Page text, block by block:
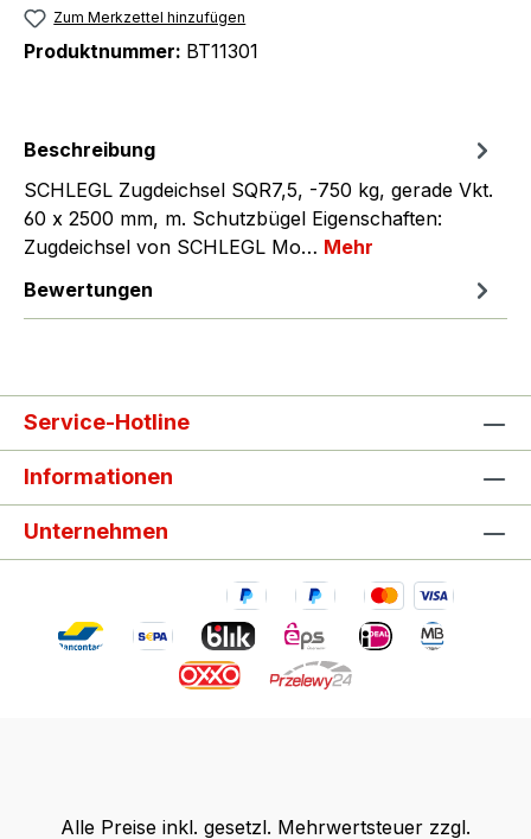
Zum Merkzettel hinzufügen
Produktnummer: BT11301
Beschreibung
SCHLEGL Zugdeichsel SQR7,5, -750 kg, gerade Vkt.
60 x 2500 mm, m. Schutzbügel Eigenschaften:
Zugdeichsel von SCHLEGL Mo… Mehr
Bewertungen
Service-Hotline
Informationen
Unternehmen
Alle Preise inkl. gesetzl. Mehrwertsteuer zzgl.